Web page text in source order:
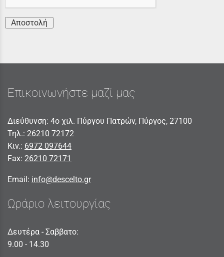
Αποστολή
Επικοινωνήστε μαζί μας
Διεύθυνση: 4ο χιλ. Πύργου Πατρών, Πύργος, 27100
Τηλ.: 26210 72172
Κιν.: 6972 097644
Fax: 26210 72171
Email: info@descelto.gr
Ωράριο λειτουργίας
Δευτέρα - Σαββατο:
9.00 - 14.30